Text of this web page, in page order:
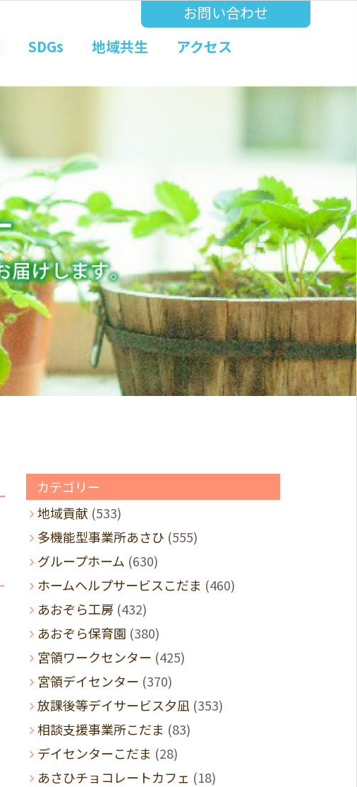
お問い合わせ
SDGs 地域共生 アクセス
カテゴリー
地域貢献 (533)
多機能型事業所あさひ (555)
グループホーム (630)
ホームヘルプサービスこだま (460)
あおぞら工房 (432)
あおぞら保育園 (380)
宮領ワークセンター (425)
宮領デイセンター (370)
放課後等デイサービス夕凪 (353)
相談支援事業所こだま (83)
デイセンターこだま (28)
あさひチョコレートカフェ (18)